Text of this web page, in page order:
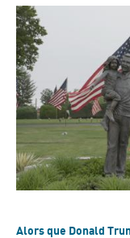
Alors que Donald